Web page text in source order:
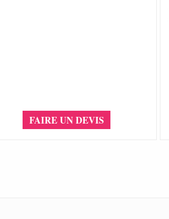
FAIRE UN DEVIS